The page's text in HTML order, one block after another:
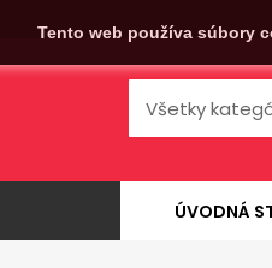
Tento web používa súbory
ÚVODNÁ